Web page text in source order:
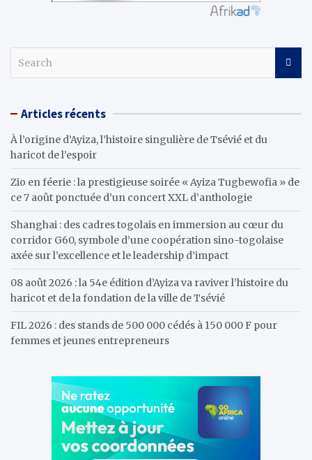
c
h
Articles récents
À l’origine d’Ayiza, l’histoire singulière de Tsévié et du
haricot de l’espoir
Zio en féerie : la prestigieuse soirée « Ayiza Tugbewofia » de
ce 7 août ponctuée d’un concert XXL d’anthologie
Shanghai : des cadres togolais en immersion au cœur du
corridor G60, symbole d’une coopération sino-togolaise
axée sur l’excellence et le leadership d’impact
08 août 2026 : la 54e édition d’Ayiza va raviver l’histoire du
haricot et de la fondation de la ville de Tsévié
FIL 2026 : des stands de 500 000 cédés à 150 000 F pour
femmes et jeunes entrepreneurs